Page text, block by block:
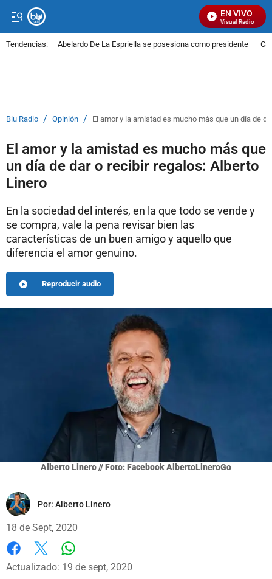
EN VIVO
Señal Visual Radio
Tendencias: Abelardo De La Espriella se posesiona como presidente
Blu Radio / Opinión / El amor y la amistad es mucho más que un día de
El amor y la amistad es mucho más que
un día de dar o recibir regalos: Alberto
Linero
En la sociedad del interés, en la que todo se vende y
se compra, vale la pena revisar bien las
características de un buen amigo y aquello que
diferencia el amor genuino.
Reproducir audio
Alberto Linero // Foto: Facebook AlbertoLineroGo
Por: Alberto Linero
18 de Sept, 2020
Facebook
X
Actualizado: 19 de sept, 2020